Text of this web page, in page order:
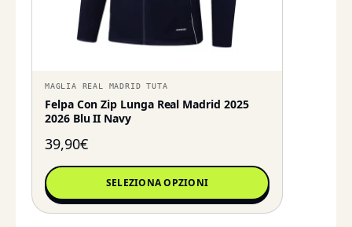
MAGLIA REAL MADRID TUTA
Felpa Con Zip Lunga Real Madrid 2025
2026 Blu II Navy
39,90€
SELEZIONA OPZIONI